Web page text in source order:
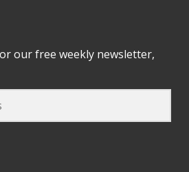
our free weekly newsletter,